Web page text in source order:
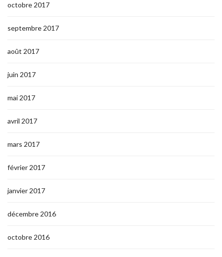
octobre 2017
septembre 2017
août 2017
juin 2017
mai 2017
avril 2017
mars 2017
février 2017
janvier 2017
décembre 2016
octobre 2016